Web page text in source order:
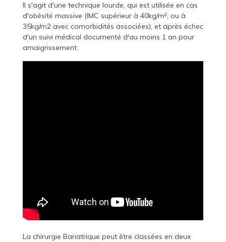
Il s'agit d'une technique lourde, qui est utilisée en cas
d'obésité massive (IMC supérieur à 40kg/m², ou à
35kg/m2 avec comorbidités associées), et après échec
d'un suivi médical documenté d'au moins 1 an pour
amaigrissement.
La chirurgie Bariatrique peut être classées en deux